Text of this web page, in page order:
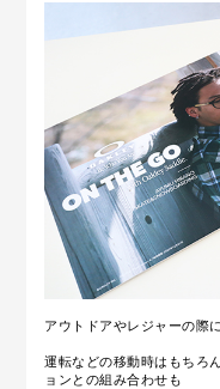
アウトドアやレジャーの際
運転などの移動時はもちろ
ョンとの組み合わせも